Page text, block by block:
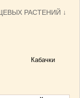
РАСТЕНИЙ ↓
Кабачки